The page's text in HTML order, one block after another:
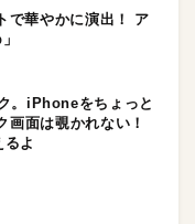
で華やかに演出！ ア
。iPhoneをちょっと
画面は覗かれない！
よ